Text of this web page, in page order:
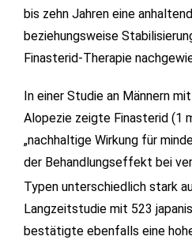
bis zehn Jahren eine
beziehungsweise
Finasterid-Therapie
In einer Studie an Männern
Alopezie zeigte Finasterid (1
„nachhaltige Wirkung für
der Behandlungseffekt bei
Typen unterschiedlich stark
Langzeitstudie mit 523
bestätigte ebenfalls eine